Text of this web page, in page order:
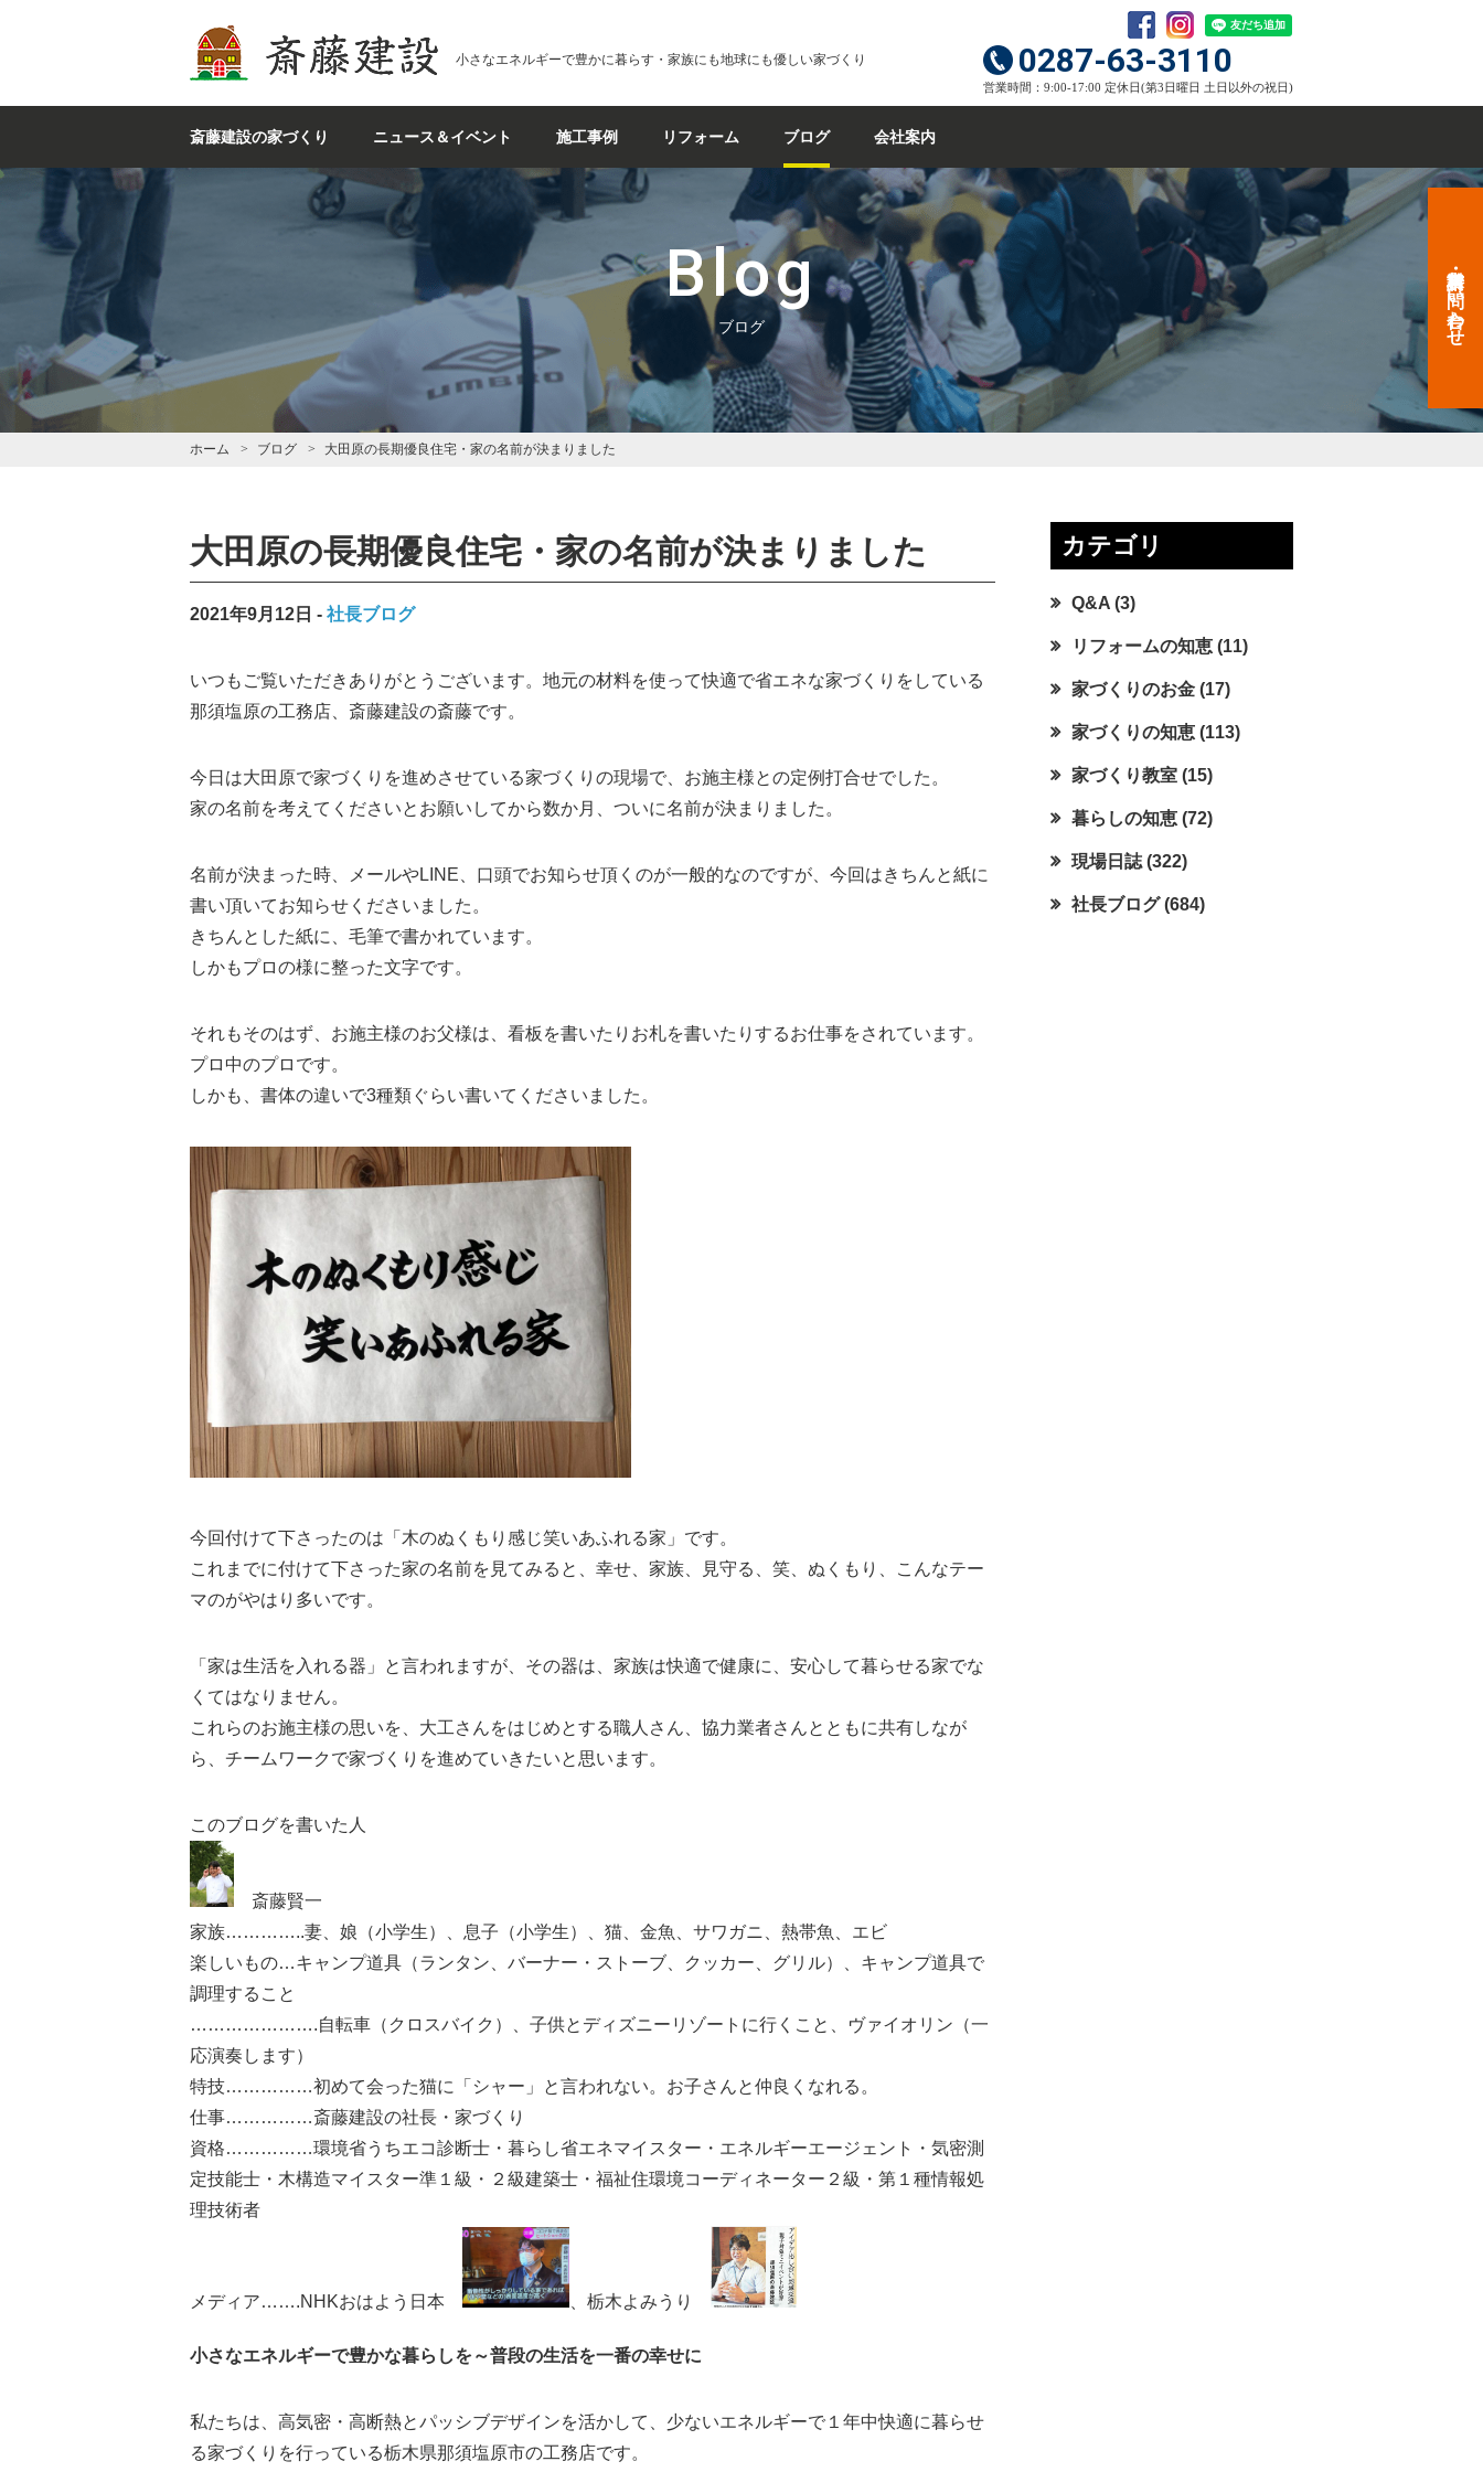
斎藤建設 小さなエネルギーで豊かに暮らす・家族にも地球にも優しい家づくり 0287-63-3110
営業時間：9:00-17:00 定休日(第3日曜日 土日以外の祝日)
斎藤建設の家づくり ニュース＆イベント 施工事例 リフォーム ブログ 会社案内
Blog
ブログ 資料請求・お問い合わせ
ホーム ブログ 大田原の長期優良住宅・家の名前が決まりました
大田原の長期優良住宅・家の名前が決まりました
2021年9月12日 社長ブログ
いつもご覧いただきありがとうございます。地元の材料を使って快適で省エネな家づくりをしている
那須塩原の工務店、斎藤建設の斎藤です。
今日は大田原で家づくりを進めさせている家づくりの現場で、お施主様との定例打合せでした。
家の名前を考えてくださいとお願いしてから数か月、ついに名前が決まりました。
名前が決まった時、メールやLINE、口頭でお知らせ頂くのが一般的なのですが、今回はきちんと紙に
書い頂いてお知らせくださいました。
きちんとした紙に、毛筆で書かれています。
しかもプロの様に整った文字です。
それもそのはず、お施主様のお父様は、看板を書いたりお札を書いたりするお仕事をされています。
プロ中のプロです。
しかも、書体の違いで3種類ぐらい書いてくださいました。
今回付けて下さったのは「木のぬくもり感じ笑いあふれる家」です。
これまでに付けて下さった家の名前を見てみると、幸せ、家族、見守る、笑、ぬくもり、こんなテー
マのがやはり多いです。
「家は生活を入れる器」と言われますが、その器は、家族は快適で健康に、安心して暮らせる家でな
くてはなりません。
これらのお施主様の思いを、大工さんをはじめとする職人さん、協力業者さんとともに共有しなが
ら、チームワークで家づくりを進めていきたいと思います。
このブログを書いた人
斎藤賢一
家族…………..妻、娘（小学生）、息子（小学生）、猫、金魚、サワガニ、熱帯魚、エビ
楽しいもの…キャンプ道具（ランタン、バーナー・ストーブ、クッカー、グリル）、キャンプ道具で
調理すること
………………….自転車（クロスバイク）、子供とディズニーリゾートに行くこと、ヴァイオリン（一
応演奏します）
特技……………初めて会った猫に「シャー」と言われない。お子さんと仲良くなれる。
仕事……………斎藤建設の社長・家づくり
資格……………環境省うちエコ診断士・暮らし省エネマイスター・エネルギーエージェント・気密測
定技能士・木構造マイスター準１級・２級建築士・福祉住環境コーディネーター２級・第１種情報処
理技術者
メディア…….NHKおはよう日本 、栃木よみうり
小さなエネルギーで豊かな暮らしを～普段の生活を一番の幸せに
私たちは、高気密・高断熱とパッシブデザインを活かして、少ないエネルギーで１年中快適に暮らせ
る家づくりを行っている栃木県那須塩原市の工務店です。
カテゴリ
Q&A (3)
リフォームの知恵 (11)
家づくりのお金 (17)
家づくりの知恵 (113)
家づくり教室 (15)
暮らしの知恵 (72)
現場日誌 (322)
社長ブログ(684)